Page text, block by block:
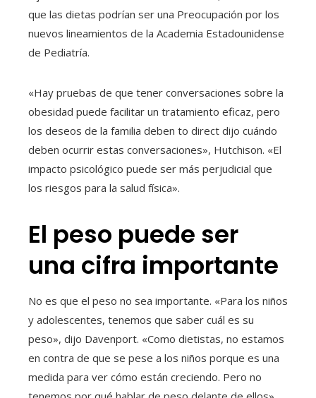
que las dietas podrían ser una Preocupación por los
nuevos lineamientos de la Academia Estadounidense
de Pediatría.
«Hay pruebas de que tener conversaciones sobre la
obesidad puede facilitar un tratamiento eficaz, pero
los deseos de la familia deben to direct dijo cuándo
deben ocurrir estas conversaciones», Hutchison. «El
impacto psicológico puede ser más perjudicial que
los riesgos para la salud física».
El peso puede ser
una cifra importante
No es que el peso no sea importante. «Para los niños
y adolescentes, tenemos que saber cuál es su
peso», dijo Davenport. «Como dietistas, no estamos
en contra de que se pese a los niños porque es una
medida para ver cómo están creciendo. Pero no